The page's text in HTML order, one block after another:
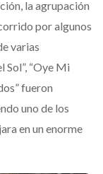
la agrupación
por algunos
varias
Sol”, “Oye Mi
fueron
uno de los
en un enorme